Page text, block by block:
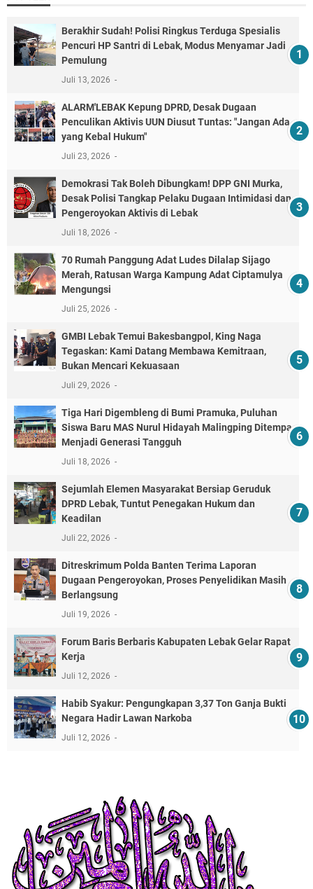
Berakhir Sudah! Polisi Ringkus Terduga Spesialis
Pencuri HP Santri di Lebak, Modus Menyamar Jadi
Pemulung
Juli 13, 2026
ALARM'LEBAK Kepung DPRD, Desak Dugaan
Penculikan Aktivis UUN Diusut Tuntas: "Jangan Ada
yang Kebal Hukum"
Juli 23, 2026
Demokrasi Tak Boleh Dibungkam! DPP GNI Murka,
Desak Polisi Tangkap Pelaku Dugaan Intimidasi dan
Pengeroyokan Aktivis di Lebak
Juli 18, 2026
70 Rumah Panggung Adat Ludes Dilalap Sijago
Merah, Ratusan Warga Kampung Adat Ciptamulya
Mengungsi
Juli 25, 2026
GMBI Lebak Temui Bakesbangpol, King Naga
Tegaskan: Kami Datang Membawa Kemitraan,
Bukan Mencari Kekuasaan
Juli 29, 2026
Tiga Hari Digembleng di Bumi Pramuka, Puluhan
Siswa Baru MAS Nurul Hidayah Malingping Ditempa
Menjadi Generasi Tangguh
Juli 18, 2026
Sejumlah Elemen Masyarakat Bersiap Geruduk
DPRD Lebak, Tuntut Penegakan Hukum dan
Keadilan
Juli 22, 2026
Ditreskrimum Polda Banten Terima Laporan
Dugaan Pengeroyokan, Proses Penyelidikan Masih
Berlangsung
Juli 19, 2026
Forum Baris Berbaris Kabupaten Lebak Gelar Rapat
Kerja
Juli 12, 2026
​Habib Syakur: Pengungkapan 3,37 Ton Ganja Bukti
Negara Hadir Lawan Narkoba
Juli 12, 2026